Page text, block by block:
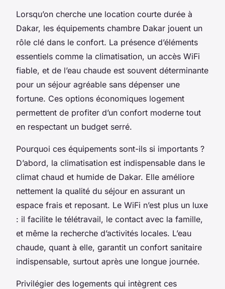
Lorsqu’on cherche une location courte durée à
Dakar, les équipements chambre Dakar jouent un
rôle clé dans le confort. La présence d’éléments
essentiels comme la climatisation, un accès WiFi
fiable, et de l’eau chaude est souvent déterminante
pour un séjour agréable sans dépenser une
fortune. Ces options économiques logement
permettent de profiter d’un confort moderne tout
en respectant un budget serré.
Pourquoi ces équipements sont-ils si importants ?
D’abord, la climatisation est indispensable dans le
climat chaud et humide de Dakar. Elle améliore
nettement la qualité du séjour en assurant un
espace frais et reposant. Le WiFi n’est plus un luxe
: il facilite le télétravail, le contact avec la famille,
et même la recherche d’activités locales. L’eau
chaude, quant à elle, garantit un confort sanitaire
indispensable, surtout après une longue journée.
Privilégier des logements qui intègrent ces